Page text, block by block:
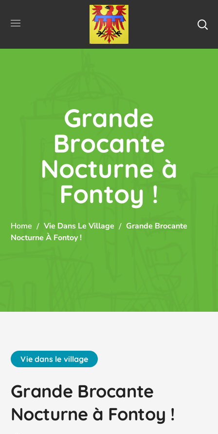
Grande
Brocante
Nocturne à
Fontoy !
Home Vie Dans Le Village
Grande Brocante
Nocturne À Fontoy !
Vie dans le village
Grande Brocante
Nocturne à Fontoy !